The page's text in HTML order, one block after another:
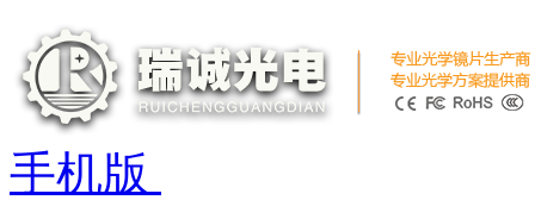
手机版